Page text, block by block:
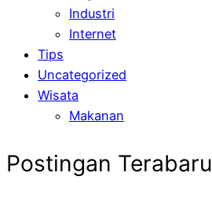
Industri
Internet
Tips
Uncategorized
Wisata
Makanan
Postingan Terabaru